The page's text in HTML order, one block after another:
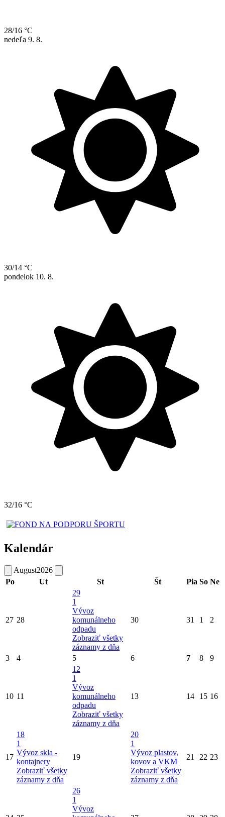
28/16 °C
nedeľa 9. 8.
30/14 °C
pondelok 10. 8.
32/16 °C
Kalendár
August2026
Po
Ut St Št Pia So Ne
27 28
29
1
Vývoz
komunálneho
odpadu
Zobraziť všetky
záznamy z dňa
30 31 1 2
3 4 5 6 7 8 9
10 11
12
1
Vývoz
komunálneho
odpadu
Zobraziť všetky
záznamy z dňa
13 14 15 16
17
18
1
Vývoz skla -
kontajnery
Zobraziť všetky
záznamy z dňa
19
20
1
Vývoz plastov,
kovov a VKM
Zobraziť všetky
záznamy z dňa
21 22 23
26
1
Vývoz